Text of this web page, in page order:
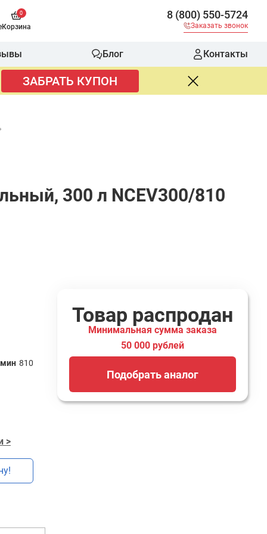
0
Корзина
8 (800) 550-5724
Заказать звонок
Блог Контакты
ЗАБРАТЬ КУПОН
300 л NCEV300/810
мин 810
>
Товар распродан
Минимальная сумма заказа
50 000 рублей
Подобрать аналог